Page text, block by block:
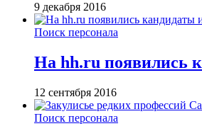
9 декабря 2016
Поиск персонала
На hh.ru появились
12 сентября 2016
Поиск персонала